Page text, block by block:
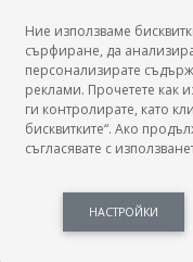
Новини, законови
професии и трудови
Ние използваме
сърфиране, да
персонализирате
реклами. Прочетете как
ги контролирате, като
бисквитките“. Ако
съгласявате с
НАСТРОЙКИ